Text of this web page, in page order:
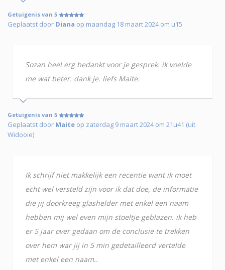
Getuigenis van 5
Geplaatst door Diana op maandag 18 maart 2024 om u15
Sozan heel erg bedankt voor je gesprek. ik voelde
me wat beter. dank je. liefs Maite.
Getuigenis van 5
Geplaatst door Maite op zaterdag 9 maart 2024 om 21u41 (uit
Widooie)
Ik schrijf niet makkelijk een recentie want ik moet
echt wel versteld zijn voor ik dat doe, de informatie
die jij doorkreeg glashelder met enkel een naam
hebben mij wel even mijn stoeltje geblazen. ik heb
er 5 jaar over gedaan om de conclusie te trekken
over hem war jij in 5 min gedetailleerd vertelde
met enkel een naam..